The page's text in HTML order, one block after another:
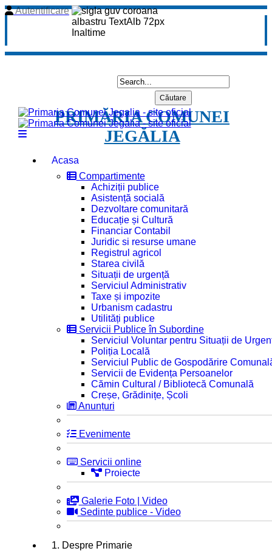
Autentificare
PRIMĂRIA COMUNEI
JEGĂLIA
Acasa
Compartimente
Achiziții publice
Asistență socială
Dezvoltare comunitară
Educație și Cultură
Financiar Contabil
Juridic si resurse umane
Registrul agricol
Starea civilă
Situații de urgență
Serviciul Administrativ
Taxe și impozite
Urbanism cadastru
Utilități publice
Servicii Publice în Subordine
Serviciul Voluntar pentru Situații de
Poliția Locală
Serviciul Public de Gospodărire
Servicii de Evidența Persoanelor
Cămin Cultural / Bibliotecă Comunală
Creșe, Grădinițe, Școli
Anunțuri
Evenimente
Servicii online
Proiecte
Galerie Foto | Video
Sedinte publice - Video
1. Despre Primarie